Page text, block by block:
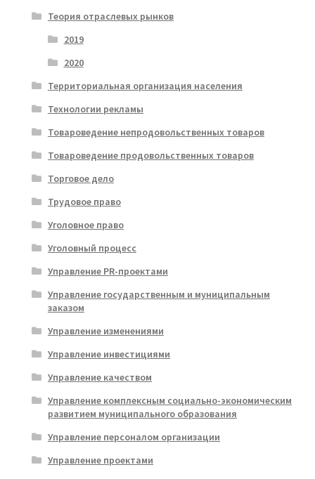
Теория отраслевых рынков
2019
2020
Территориальная организация населения
Технологии рекламы
Товароведение непродовольственных товаров
Товароведение продовольственных товаров
Торговое дело
Трудовое право
Уголовное право
Уголовный процесс
Управление PR-проектами
Управление государственным и муниципальным
заказом
Управление изменениями
Управление инвестициями
Управление качеством
Управление комплексным социально-экономическим
развитием муниципального образования
Управление персоналом организации
Управление проектами